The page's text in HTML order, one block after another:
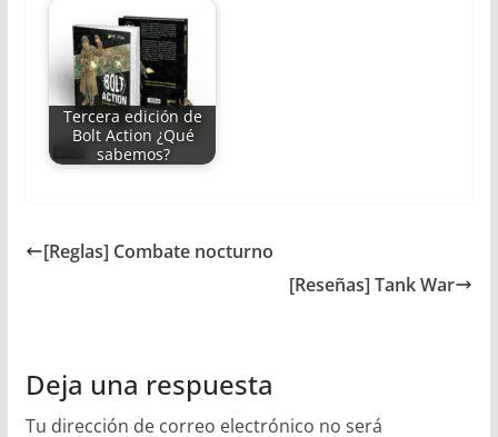
Tercera edición de
Bolt Action ¿Qué
sabemos?
[Reglas] Combate nocturno
[Reseñas] Tank War
Deja una respuesta
Tu dirección de correo electrónico no será